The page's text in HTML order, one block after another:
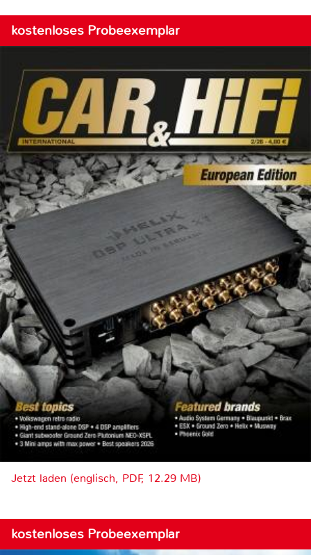
kostenloses Probeexemplar
Jetzt laden (englisch, PDF, 12.29 MB)
kostenloses Probeexemplar